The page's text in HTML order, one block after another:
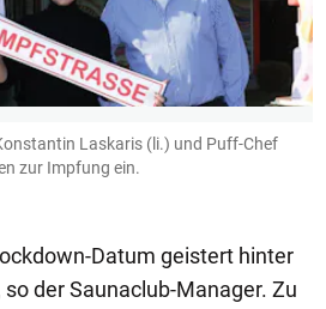
Laskaris (li.) und Puff-Chef
zur Impfung ein.
Datum geistert hinter
der Saunaclub-Manager. Zu